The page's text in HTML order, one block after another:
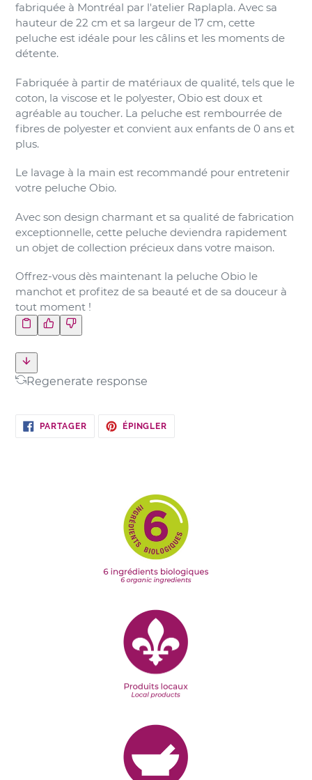
fabriquée à Montréal par l'atelier Raplapla. Avec sa
hauteur de 22 cm et sa largeur de 17 cm, cette
peluche est idéale pour les câlins et les moments de
détente.
Fabriquée à partir de matériaux de qualité, tels que le
coton, la viscose et le polyester, Obio est doux et
agréable au toucher. La peluche est rembourrée de
fibres de polyester et convient aux enfants de 0 ans et
plus.
Le lavage à la main est recommandé pour entretenir
votre peluche Obio.
Avec son design charmant et sa qualité de fabrication
exceptionnelle, cette peluche deviendra rapidement
un objet de collection précieux dans votre maison.
Offrez-vous dès maintenant la peluche Obio le
manchot et profitez de sa beauté et de sa douceur à
tout moment !
Regenerate response
PARTAGERPARTAGERÉPINGLER